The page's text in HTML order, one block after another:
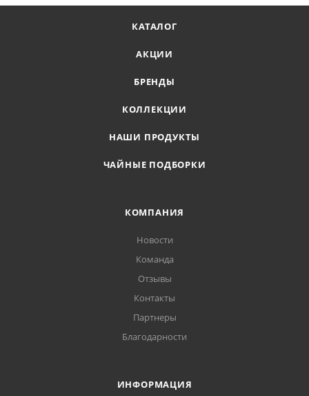
КАТАЛОГ
АКЦИИ
БРЕНДЫ
КОЛЛЕКЦИИ
НАШИ ПРОДУКТЫ
ЧАЙНЫЕ ПОДБОРКИ
КОМПАНИЯ
Новости
Команда
Отзывы
Контакты
Партнеры
Благодарности
ИНФОРМАЦИЯ